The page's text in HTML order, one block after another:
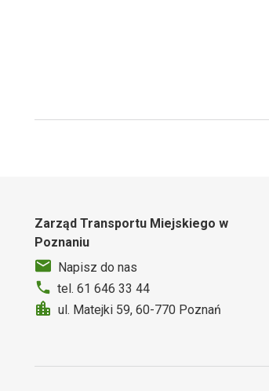
Zarząd Transportu Miejskiego w
Poznaniu
Napisz do nas
tel. 61 646 33 44
ul. Matejki 59, 60-770 Poznań